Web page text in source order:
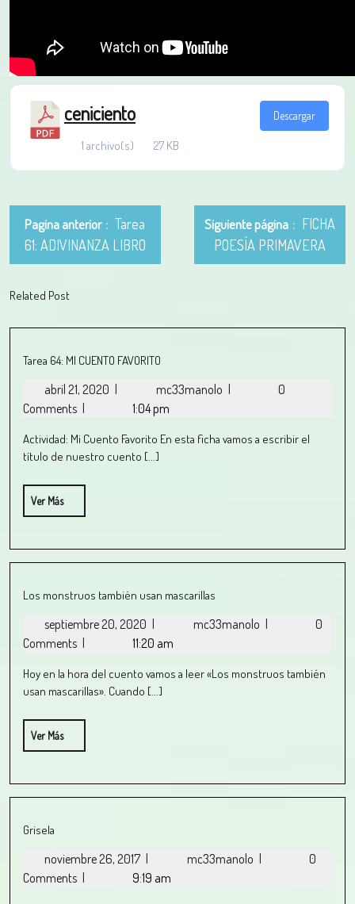
ceniciento
1 archivo(s) 27 KB
Descargar
Pagina anterior
Tarea
61: ADIVINANZA LIBRO
Siguiente página
FICHA
POESÍA PRIMAVERA
Related Post
Tarea 64: MI CUENTO FAVORITO
abril 21, 2020 mc33manolo
0
Comments
1:04 pm
Actividad: Mi Cuento Favorito En esta ficha vamos a escribir el
título de nuestro cuento [...]
Ver Más
Los monstruos también usan mascarillas
septiembre 20, 2020 mc33manolo
0
Comments
11:20 am
Hoy en la hora del cuento vamos a leer «Los monstruos también
usan mascarillas». Cuando [...]
Ver Más
Grisela
noviembre 26, 2017 mc33manolo
0
Comments
9:19 am